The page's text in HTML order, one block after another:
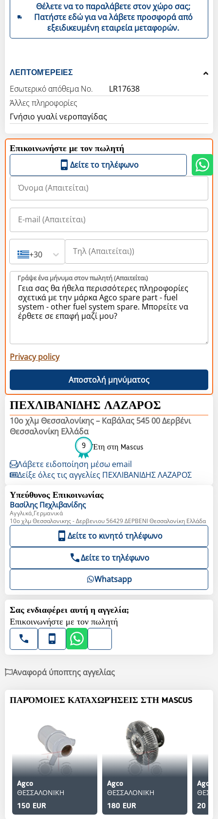
Θέλετε να το παραλάβετε στον χώρο σας;
Πατήστε εδώ για να λάβετε προσφορά από
εξειδικευμένη εταιρεία μεταφορών.
ΛΕΠΤΟΜΈΡΕΙΕΣ
Εσωτερικό απόθεμα Νο.
LR17638
Άλλες πληροφορίες
Επικοινωνήστε με τον πωλητή
Δείτε το τηλέφωνο
+30
Γράψε ένα μήνυμα στον πωλητή (Aπαιτείται)
Privacy policy
Αποστολή μηνύματος
ΠΕΧΛΙΒΑΝΙΔΗΣ ΛΑΖΑΡΟΣ
10ο χλμ Θεσσαλονίκης – Καβάλας 545 00 Δερβένι
Θεσσαλονίκη Ελλάδα
9 Έτη στη Mascus
Λάβετε ειδοποίηση μέσω email
Δείξε όλες τις αγγελίες ΠΕΧΛΙΒΑΝΙΔΗΣ ΛΑΖΑΡΟΣ
Υπεύθυνος Επικοινωνίας
Βασίλης Πεχλιβανίδης
Αγγλικά,Γερμανικά
10o χλμ Θεσσαλονικης - Δερβενιου 56429 ΔΕΡΒΕΝΙ Θεσσαλονίκη Ελλάδα
Δείτε το κινητό τηλέφωνο
Δείτε το τηλέφωνο
Whatsapp
Σας ενδιαφέρει αυτή η αγγελία;
Επικοινωνήστε με τον πωλητή
Αναφορά ύποπτης αγγελίας
ΠΑΡΌΜΟΙΕΣ ΚΑΤΑΧΩΡΉΣΕΙΣ ΣΤΗ MASCUS
Agco
ΘΕΣΣΑΛΟΝΙΚΗ
150 EUR
Agco
ΘΕΣΣΑΛΟΝΙΚΗ
180 EUR
Agco
20